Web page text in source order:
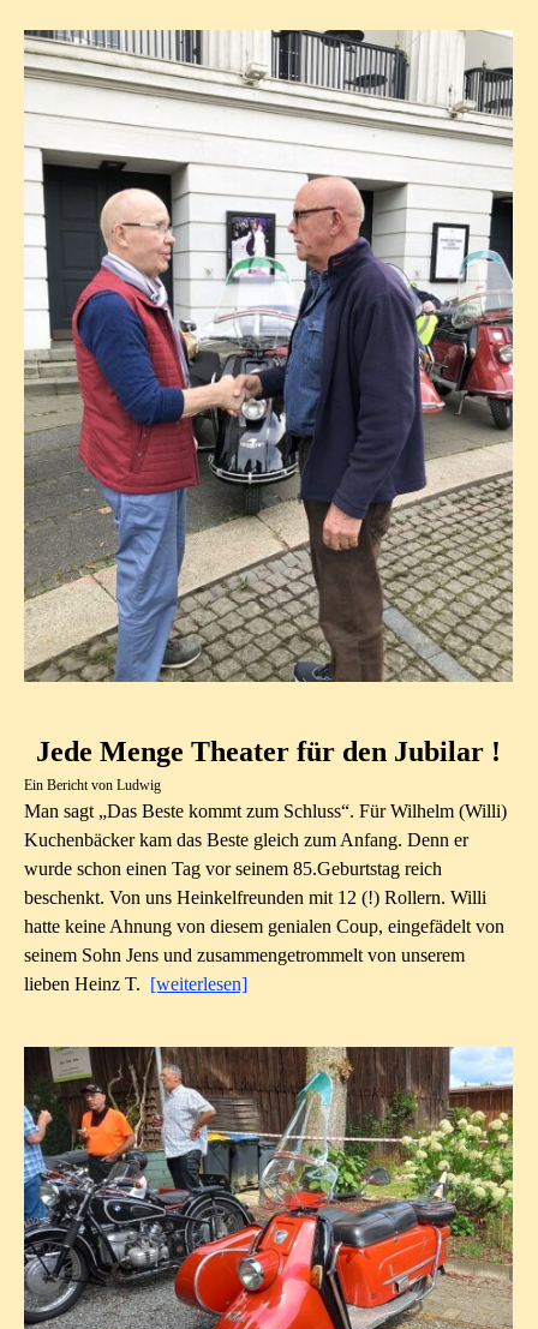
Jede Menge Theater für den Jubilar !
Ein Bericht von Ludwig
Man sagt „Das Beste kommt zum Schluss“. Für Wilhelm (Willi)
Kuchenbäcker kam das Beste gleich zum Anfang. Denn er
wurde schon einen Tag vor seinem 85.Geburtstag reich
beschenkt. Von uns Heinkelfreunden mit 12 (!) Rollern. Willi
hatte keine Ahnung von diesem genialen Coup, eingefädelt von
seinem Sohn Jens und zusammengetrommelt von unserem
lieben Heinz T. [weiterlesen]